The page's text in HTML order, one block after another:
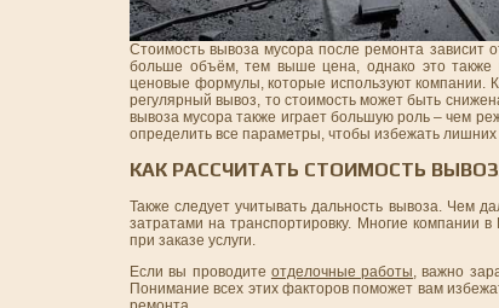
Стоимость вывоза мусора после ремонта зависит
больше объём, тем выше цена, однако это также
ценовые формулы, которые используют компании.
регулярный вывоз, то стоимость может быть
вывоза мусора также играет большую роль – чем
определить все параметры, чтобы избежать лишних
КАК РАССЧИТАТЬ СТОИМОСТЬ
Также следует учитывать дальность вывоза. Чем
затратами на транспортировку. Многие компании
при заказе услуги.
Если вы проводите отделочные работы , важно
Понимание всех этих факторов поможет вам